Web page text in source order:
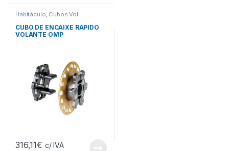
Habitáculo, Cubos Vol.
CUBO DE ENCAIXE RÁPIDO
VOLANTE OMP
316,11€ c/ IVA